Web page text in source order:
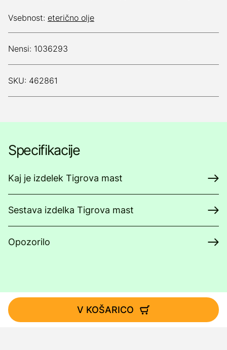
Vsebnost: eterično olje
Nensi: 1036293
SKU: 462861
Specifikacije
Kaj je izdelek Tigrova mast
Sestava izdelka Tigrova mast
Opozorilo
V KOŠARICO